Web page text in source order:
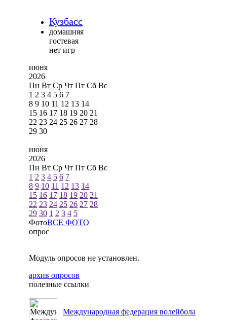
Кузбасс
домашняя
гостевая
нет игр
июня
2026
Пн Вт Ср Чт Пт Сб Вс
1 2 3 4 5 6 7
8 9 10 11 12 13 14
15 16 17 18 19 20 21
22 23 24 25 26 27 28
29 30
июня
2026
Пн Вт Ср Чт Пт Сб Вс
1 2 3 4 5 6 7
8 9 10 11 12 13 14
15 16 17 18 19 20 21
22 23 24 25 26 27 28
29 30 1 2 3 4 5
ФотоВСЕ ФОТО
опрос
Модуль опросов не установлен.
архив опросов
полезные ссылки
Международная федерация волейбола